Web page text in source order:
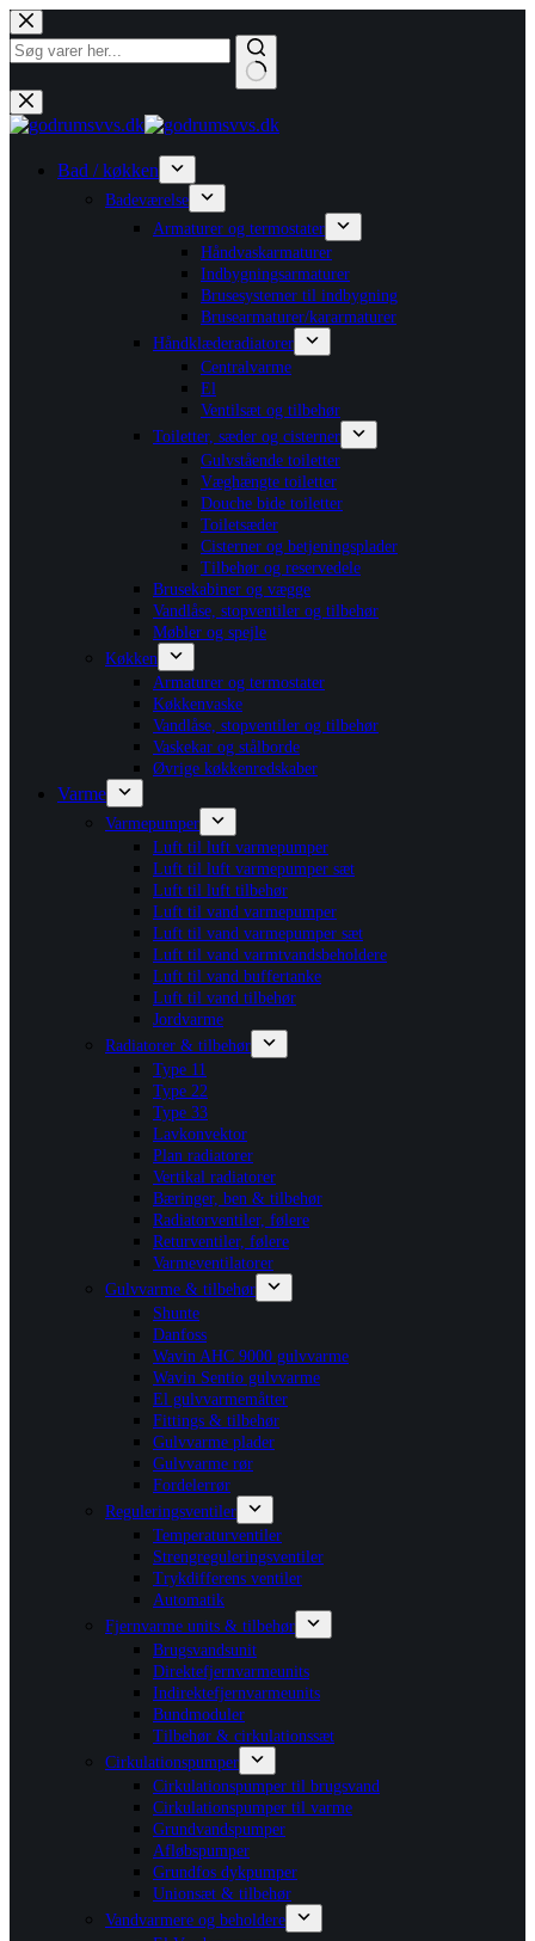
Fortsæt
til
indhold
Ingen
resultater
Bad / køkken
Badeværelse
Armaturer og termostater
Håndvaskarmaturer
Indbygningsarmaturer
Brusesystemer til indbygning
Brusearmaturer/kararmaturer
Håndklæderadiatorer
Centralvarme
El
Ventilsæt og tilbehør
Toiletter, sæder og cisterner
Gulvstående toiletter
Væghængte toiletter
Douche bide toiletter
Toiletsæder
Cisterner og betjeningsplader
Tilbehør og reservedele
Brusekabiner og vægge
Vandlåse, stopventiler og tilbehør
Møbler og spejle
Køkken
Armaturer og termostater
Køkkenvaske
Vandlåse, stopventiler og tilbehør
Vaskekar og stålborde
Øvrige køkkenredskaber
Varme
Varmepumper
Luft til luft varmepumper
Luft til luft varmepumper sæt
Luft til luft tilbehør
Luft til vand varmepumper
Luft til vand varmepumper sæt
Luft til vand varmtvandsbeholdere
Luft til vand buffertanke
Luft til vand tilbehør
Jordvarme
Radiatorer & tilbehør
Type 11
Type 22
Type 33
Lavkonvektor
Plan radiatorer
Vertikal radiatorer
Bæringer, ben & tilbehør
Radiatorventiler, følere
Returventiler, følere
Varmeventilatorer
Gulvvarme & tilbehør
Shunte
Danfoss
Wavin AHC 9000 gulvvarme
Wavin Sentio gulvvarme
El gulvvarmemåtter
Fittings & tilbehør
Gulvvarme plader
Gulvvarme rør
Fordelerrør
Reguleringsventiler
Temperaturventiler
Strengreguleringsventiler
Trykdifferens ventiler
Automatik
Fjernvarme units & tilbehør
Brugsvandsunit
Direktefjernvarmeunits
Indirektefjernvarmeunits
Bundmoduler
Tilbehør & cirkulationssæt
Cirkulationspumper
Cirkulationspumper til brugsvand
Cirkulationspumper til varme
Grundvandspumper
Afløbspumper
Grundfos dykpumper
Unionsæt & tilbehør
Vandvarmere og beholdere